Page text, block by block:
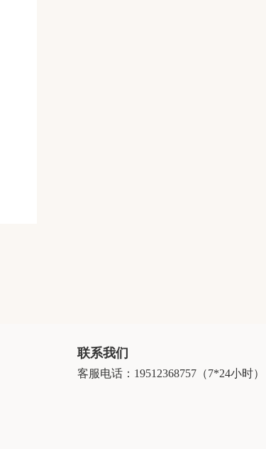
联系我们
客服电话：19512368757（7*24小时）